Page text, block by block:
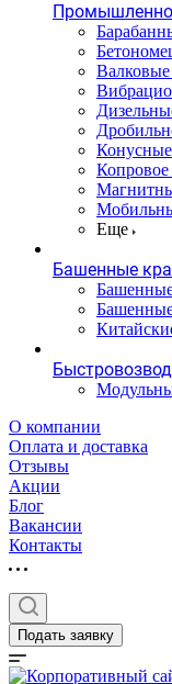
Копровое
Еще
Башенные
О компании
Оплата и доставка
Отзывы
Акции
Блог
Вакансии
Контакты
Подать заявку